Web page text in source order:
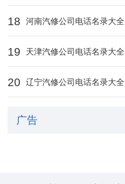
18 河南汽修公司电话名录大全
19 天津汽修公司电话名录大全
20 辽宁汽修公司电话名录大全
广告